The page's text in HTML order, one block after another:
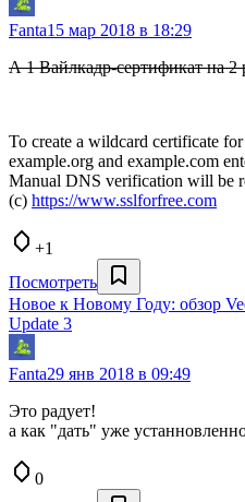
Fanta15 мар 2018 в 18:29
А 1 Вайлкадр-сертификат на
To create a wildcard certificate
example.org and example.com
Manual DNS verification will be
(с) https://www.sslforfree.com
+1
Посмотреть
Новое к Новому Году: обзор
Update 3
Fanta29 янв 2018 в 09:49
Это радует!
а как "дать" уже
0